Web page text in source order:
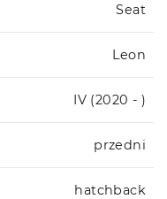
Seat
Leon
IV (2020 - )
przedni
hatchback